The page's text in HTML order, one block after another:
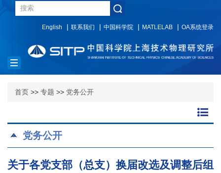
English 联系我们 中国科学院 MATLELAB OA系统登录
Toggle
navigation
首页 >> 专题 >> 党务公开
党务公开
关于各党支部（总支）换届改选及调整后组